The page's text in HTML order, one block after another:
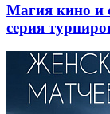
Магия кино и
серия